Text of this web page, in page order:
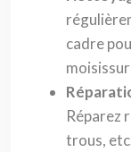
cadre
Réparez
trous,